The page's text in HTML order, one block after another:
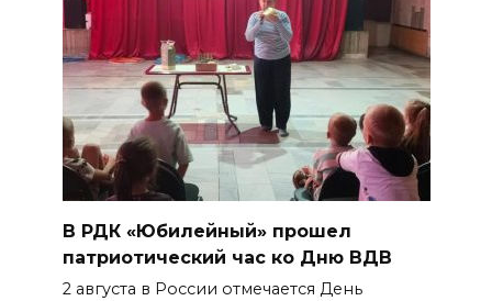
В РДК «Юбилейный» прошел
патриотический час ко Дню ВДВ
2 августа в России отмечается День